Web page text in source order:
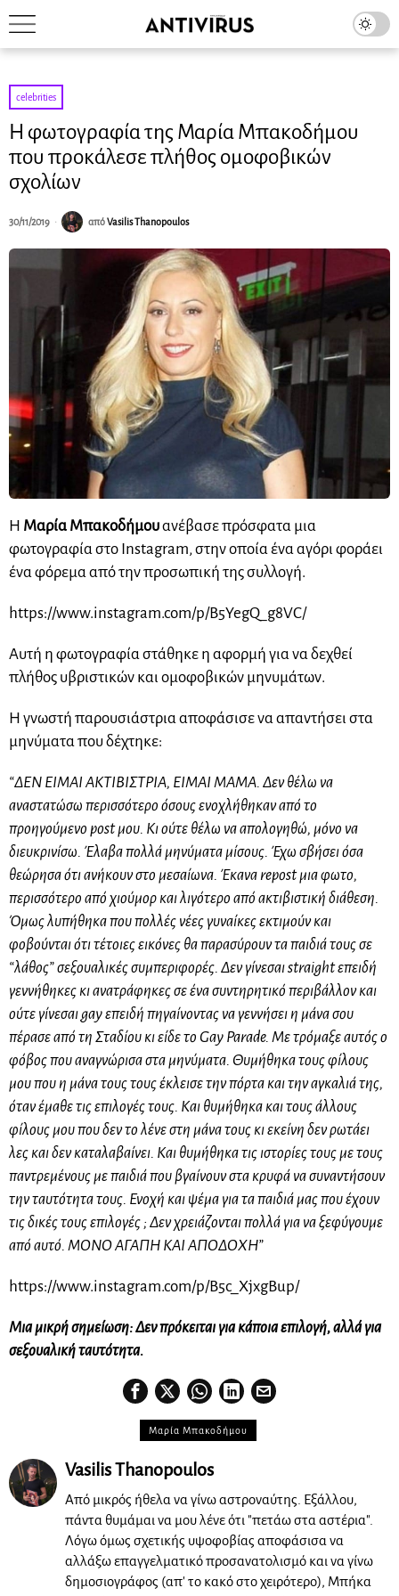
celebrities
Η φωτογραφία της Μαρία Μπακοδήμου
που προκάλεσε πλήθος ομοφοβικών
σχολίων
30/11/2019 απόVasilis Thanopoulos
Η Μαρία Μπακοδήμουανέβασε πρόσφατα μια
φωτογραφία στο Instagram, στην οποία ένα αγόρι φοράει
ένα φόρεμα από την προσωπική της συλλογή.
https://www.instagram.com/p/B5YegQ_g8VC/
Αυτή η φωτογραφία στάθηκε η αφορμή για να δεχθεί
πλήθος υβριστικών και ομοφοβικών μηνυμάτων.
Η γνωστή παρουσιάστρια αποφάσισε να απαντήσει στα
μηνύματα που δέχτηκε:
“ΔΕΝ ΕΙΜΑΙ ΑΚΤΙΒΙΣΤΡΙΑ, ΕΙΜΑΙ ΜΑΜΑ. Δεν θέλω να
αναστατώσω περισσότερο όσους ενοχλήθηκαν από το
προηγούμενο post μου. Κι ούτε θέλω να απολογηθώ, μόνο να
διευκρινίσω. Έλαβα πολλά μηνύματα μίσους. Έχω σβήσει όσα
θεώρησα ότι ανήκουν στο μεσαίωνα. Έκανα repost μια φωτο,
περισσότερο από χιούμορ και λιγότερο από ακτιβιστική διάθεση.
Όμως λυπήθηκα που πολλές νέες γυναίκες εκτιμούν και
φοβούνται ότι τέτοιες εικόνες θα παρασύρουν τα παιδιά τους σε
“λάθος” σεξουαλικές συμπεριφορές. Δεν γίνεσαι straight επειδή
γεννήθηκες κι ανατράφηκες σε ένα συντηρητικό περιβάλλον και
ούτε γίνεσαι gay επειδή πηγαίνοντας να γεννήσει η μάνα σου
πέρασε από τη Σταδίου κι είδε το Gay Parade. Mε τρόμαξε αυτός ο
φόβος που αναγνώρισα στα μηνύματα. Θυμήθηκα τους φίλους
μου που η μάνα τους τους έκλεισε την πόρτα και την αγκαλιά της,
όταν έμαθε τις επιλογές τους. Και θυμήθηκα και τους άλλους
φίλους μου που δεν το λένε στη μάνα τους κι εκείνη δεν ρωτάει
λες και δεν καταλαβαίνει. Kαι θυμήθηκα τις ιστορίες τους με τους
παντρεμένους με παιδιά που βγαίνουν στα κρυφά να συναντήσουν
την ταυτότητα τους. Ενοχή και ψέμα για τα παιδιά μας που έχουν
τις δικές τους επιλογές ; Δεν χρειάζονται πολλά για να ξεφύγουμε
από αυτό. ΜΟΝΟ ΑΓΑΠΗ ΚΑΙ ΑΠΟΔΟΧΗ”
https://www.instagram.com/p/B5c_XjxgBup/
Μια μικρή σημείωση: Δεν πρόκειται για κάποια επιλογή, αλλά για
σεξουαλική ταυτότητα.
Μαρία Μπακοδήμου
Vasilis Thanopoulos
Από μικρός ήθελα να γίνω αστροναύτης. Εξάλλου,
πάντα θυμάμαι να μου λένε ότι "πετάω στα αστέρια".
Λόγω όμως σχετικής υψοφοβίας αποφάσισα να
αλλάξω επαγγελματικό προσανατολισμό και να γίνω
δημοσιογράφος (απ' το κακό στο χειρότερο), Μπήκα